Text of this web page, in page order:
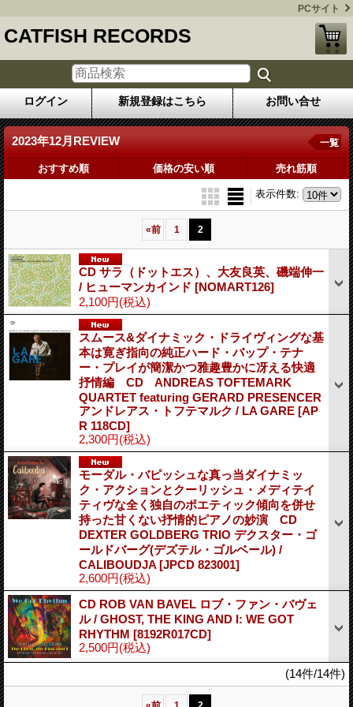
PCサイト
CATFISH RECORDS
ログイン 新規登録はこちら お問い合せ
2023年12月REVIEW 一覧
おすすめ順 価格の安い順 売れ筋順
表示件数:
«前 1 2
CD サラ（ドットエス）、大友良英、磯端伸一
/ ヒューマンカインド [NOMART126]
2,100円(税込)
スムース&ダイナミック・ドライヴィングな基
本は寛ぎ指向の純正ハード・バップ・テナ
ー・プレイが簡潔かつ雅趣豊かに冴える快適
抒情編 CD ANDREAS TOFTEMARK
QUARTET featuring GERARD PRESENCER
アンドレアス・トフテマルク / LA GARE [AP
R 118CD]
2,300円(税込)
モーダル・バピッシュな真っ当ダイナミッ
ク・アクションとクーリッシュ・メディテイ
ティヴな全く独自のポエティック傾向を併せ
持った甘くない抒情的ピアノの妙演 CD
DEXTER GOLDBERG TRIO デクスター・ゴ
ールドバーグ(デズテル・ゴルベール) /
CALIBOUDJA [JPCD 823001]
2,600円(税込)
CD ROB VAN BAVEL ロブ・ファン・バヴェ
ル / GHOST, THE KING AND I: WE GOT
RHYTHM [8192R017CD]
2,500円(税込)
(14件/14件)